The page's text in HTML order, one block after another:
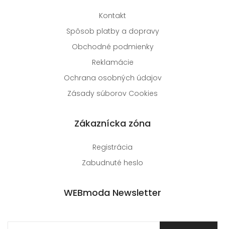
Kontakt
Spôsob platby a dopravy
Obchodné podmienky
Reklamácie
Ochrana osobných údajov
Zásady súborov Cookies
Zákaznícka zóna
Registrácia
Zabudnuté heslo
WEBmoda Newsletter